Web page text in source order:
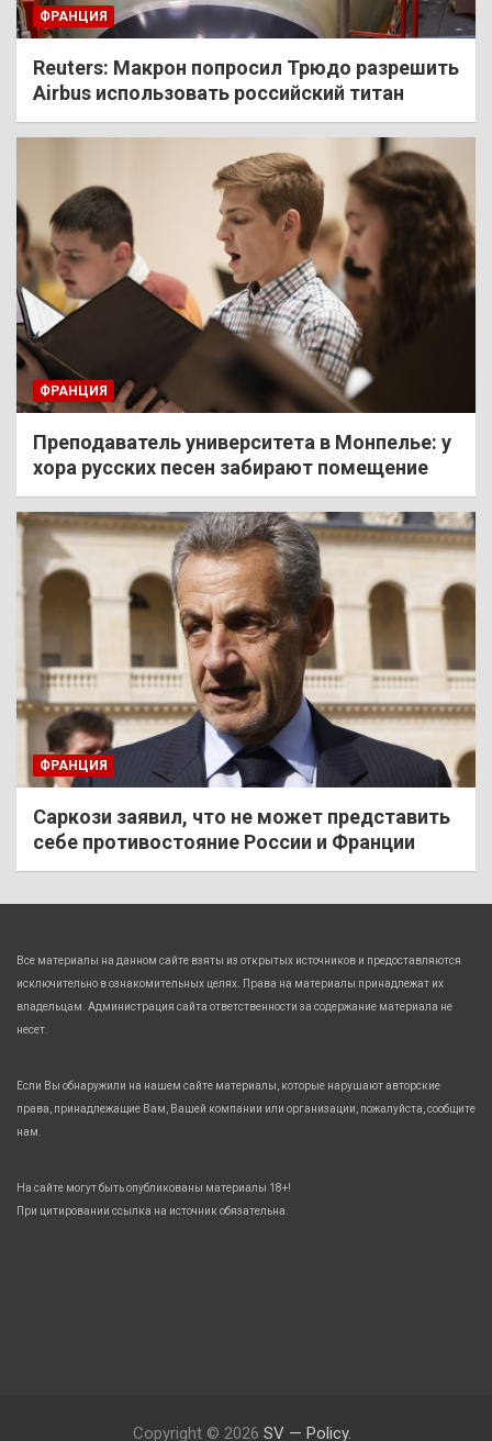
ФРАНЦИЯ
Reuters: Макрон попросил Трюдо разрешить
Airbus использовать российский титан
ФРАНЦИЯ
Преподаватель университета в Монпелье: у
хора русских песен забирают помещение
ФРАНЦИЯ
Саркози заявил, что не может представить
себе противостояние России и Франции
Все материалы на данном сайте взяты из открытых источников и предоставляются
исключительно в ознакомительных целях. Права на материалы принадлежат их
владельцам. Администрация сайта ответственности за содержание материала не
несет.
Если Вы обнаружили на нашем сайте материалы, которые нарушают авторские
права, принадлежащие Вам, Вашей компании или организации, пожалуйста, сообщите
нам.
На сайте могут быть опубликованы материалы 18+!
При цитировании ссылка на источник обязательна.
Copyright © 2026 SV — Policy.